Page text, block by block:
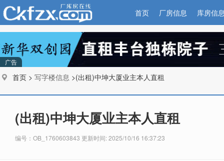
首页 厂房信息 库房信
广告
首页 > 写字楼信息 >(出租)中坤大厦业主本人直租
(出租)中坤大厦业主本人直租
编号：OB_1760603843 更新时间: 2025/10/16 16:37:23